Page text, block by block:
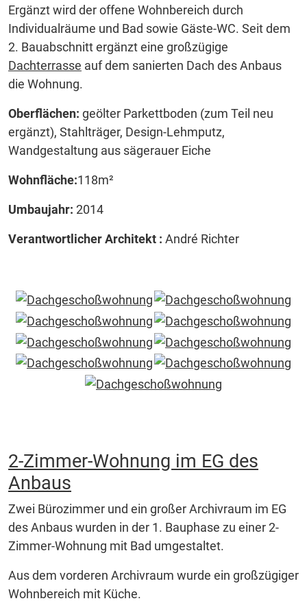
Ergänzt wird der offene Wohnbereich durch
Individualräume und Bad sowie Gäste-WC. Seit dem
2. Bauabschnitt ergänzt eine großzügige
Dachterrasse auf dem sanierten Dach des Anbaus
die Wohnung.
Oberflächen: geölter Parkettboden (zum Teil neu
ergänzt), Stahlträger, Design-Lehmputz,
Wandgestaltung aus sägerauer Eiche
Wohnfläche:118m²
Umbaujahr: 2014
Verantwortlicher Architekt : André Richter
2-Zimmer-Wohnung im EG des
Anbaus
Zwei Bürozimmer und ein großer Archivraum im EG
des Anbaus wurden in der 1. Bauphase zu einer 2-
Zimmer-Wohnung mit Bad umgestaltet.
Aus dem vorderen Archivraum wurde ein großzügiger
Wohnbereich mit Küche.